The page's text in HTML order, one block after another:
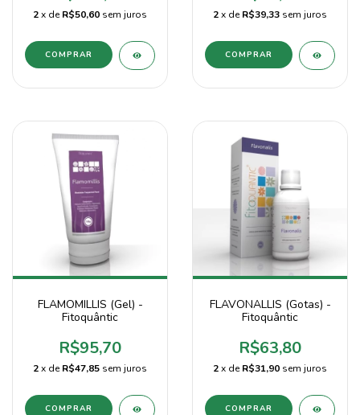
2x deR$50,60 sem juros 2x deR$39,33 sem juros
FLAMOMILLIS (Gel) -
Fitoquântic
R$95,70
2x deR$47,85 sem juros
FLAVONALLIS (Gotas) -
Fitoquântic
R$63,80
2x deR$31,90 sem juros